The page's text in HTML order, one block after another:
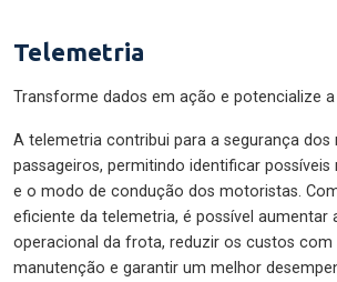
Telemetria
Transforme dados em ação e potencialize
A telemetria contribui para a segurança dos
passageiros, permitindo identificar possíveis
e o modo de condução dos motoristas.
eficiente da telemetria, é possível aumentar
operacional da frota, reduzir os custos
manutenção e garantir um melhor